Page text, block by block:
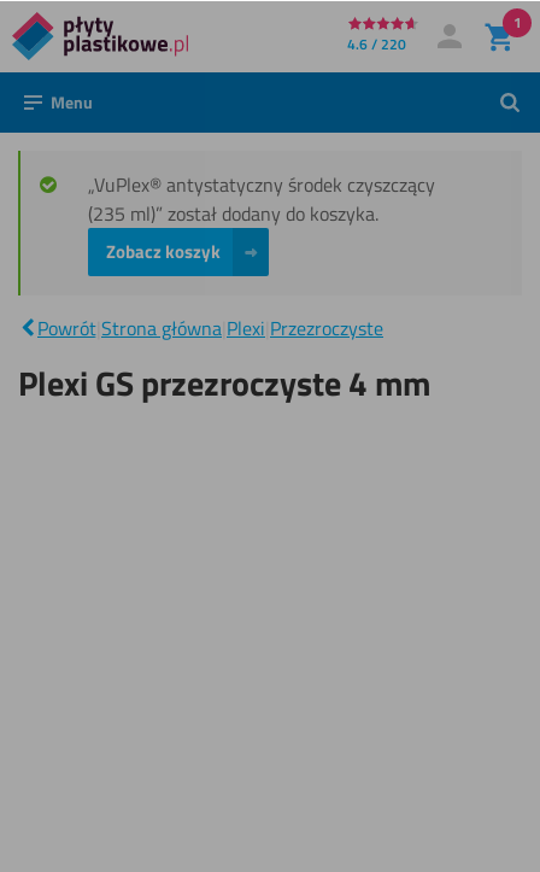
Bezpośrednio
do
treści
4.6 / 220 Moje konto
Zaloguj się
1
Menu
„VuPlex® antystatyczny środek czyszczący
(235 ml)” został dodany do koszyka.
Zobacz koszyk
PowrótStrona główna Plexi Przezroczyste
przezroczyste
4 mm
Plexi GS przezroczyste 4 mm